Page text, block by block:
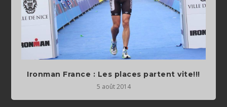
Ironman France : Les places partent vite!!!
5 août 2014